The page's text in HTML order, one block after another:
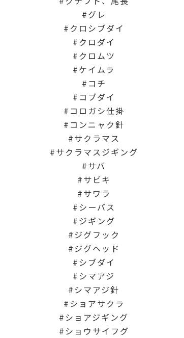
グレ
クロシブダイ
クロダイ
クロムツ
ケイムラ
コチ
コブダイ
コロガシ仕掛
コンニャク針
サクラマス
サクラマスジギング
サバ
サビキ
サワラ
シーバス
ジギング
ジグフック
ジグヘッド
シブダイ
シマアジ
シマアジ針
ショアサクラ
ショアジギング
ショウサイフグ